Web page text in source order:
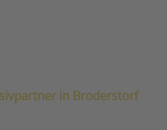
in Broderstorf